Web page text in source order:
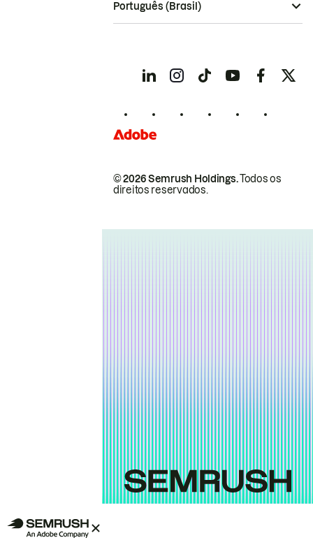
© 2026 Semrush Holdings.Todos os
direitos reservados.
Português (Brasil)